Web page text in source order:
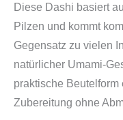
Diese Dashi basiert
Pilzen und kommt
Gegensatz zu vielen
natürlicher Umami-
praktische
Zubereitung ohne